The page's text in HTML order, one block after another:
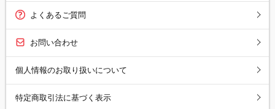
よくあるご質問
お問い合わせ
個人情報のお取り扱いについて
特定商取引法に基づく表示